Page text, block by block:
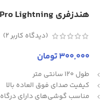
هندزفری Hoco M1 Pro Lightning
(دیدگاه کاربر2
)
300,000تومان
طول 120 سانتی متر
کیفیت صدای فوق العاده بالا
مناسب گوشی‌های دارای درگاه